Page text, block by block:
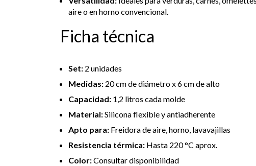
aire o en horno convencional.
Ficha técnica
Set: 2 unidades
Medidas: 20 cm de diámetro x 6 cm de alto
Capacidad: 1,2 litros cada molde
Material:Silicona flexible y antiadherente
Apto para: Freidora de aire, horno, lavavajillas
Resistencia térmica: Hasta 220 °C aprox.
Color:Consultar disponibilidad